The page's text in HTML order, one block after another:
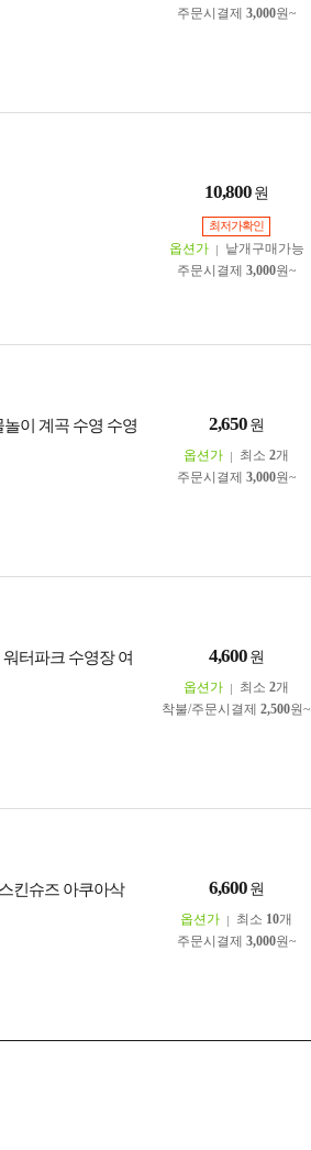
주문시결제 3,000원~
10,800 원
최저가확인
옵션가
낱개구매가능
주문시결제 3,000원~
이 계곡 수영 수영
2,650 원
옵션가 최소 2개
주문시결제 3,000원~
터파크 수영장 여
4,600 원
옵션가 최소 2개
착불/주문시결제 2,500원~
킨슈즈 아쿠아삭
6,600 원
옵션가 최소 10개
주문시결제 3,000원~